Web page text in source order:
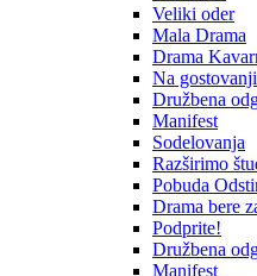
Veliki oder
Mala Drama
Drama
Na
Družbena
Manifest
Sodelovanja
Razširimo
Pobuda
Drama bere
Podprite!
Družbena
Manifest